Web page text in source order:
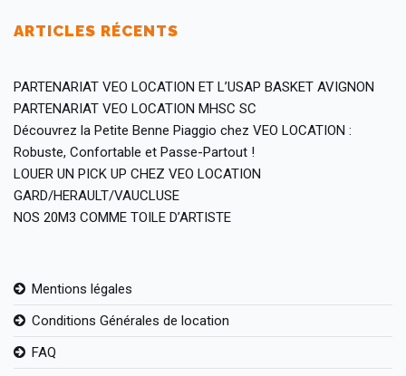
ARTICLES RÉCENTS
PARTENARIAT VEO LOCATION ET L’USAP BASKET AVIGNON
PARTENARIAT VEO LOCATION MHSC SC
Découvrez la Petite Benne Piaggio chez VEO LOCATION :
Robuste, Confortable et Passe-Partout !
LOUER UN PICK UP CHEZ VEO LOCATION
GARD/HERAULT/VAUCLUSE
NOS 20M3 COMME TOILE D’ARTISTE
Mentions légales
Conditions Générales de location
FAQ